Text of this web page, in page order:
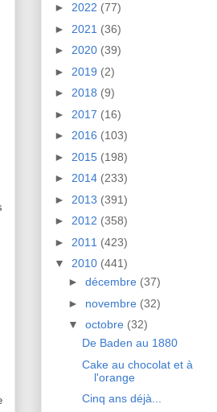
► 2022 (77)
► 2021 (36)
► 2020 (39)
► 2019 (2)
► 2018 (9)
► 2017 (16)
► 2016 (103)
► 2015 (198)
► 2014 (233)
► 2013 (391)
► 2012 (358)
► 2011 (423)
▼ 2010 (441)
► décembre (37)
► novembre (32)
▼ octobre (32)
De Baden au 1880
Cake au chocolat et à
l'orange
Cinq ans déjà...